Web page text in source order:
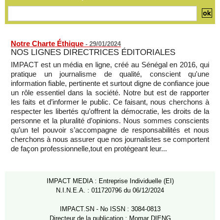
militant Clément Dembélé
Notre Charte Éthique - 29/01/2024
NOS LIGNES DIRECTRICES ÉDITORIALES
IMPACT est un média en ligne, créé au Sénégal en 2016, qui
pratique un journalisme de qualité, conscient qu'une
information fiable, pertinente et surtout digne de confiance joue
un rôle essentiel dans la société. Notre but est de rapporter
les faits et d’informer le public. Ce faisant, nous cherchons à
respecter les libertés qu’offrent la démocratie, les droits de la
personne et la pluralité d’opinions. Nous sommes conscients
qu’un tel pouvoir s’accompagne de responsabilités et nous
cherchons à nous assurer que nos journalistes se comportent
de façon professionnelle,tout en protégeant leur...
IMPACT MEDIA : Entreprise Individuelle (EI)
N.I.N.E.A. : 011720796 du 06/12/2024
IMPACT.SN - No ISSN : 3084-0813
Directeur de la publication : Momar DIENG